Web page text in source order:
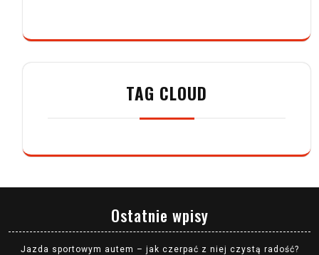
TAG CLOUD
Ostatnie wpisy
Jazda sportowym autem – jak czerpać z niej czystą radość?